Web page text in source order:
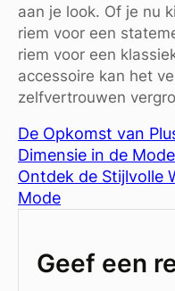
aan je look. Of je nu
riem voor een
riem voor een
accessoire kan het
zelfvertrouwen
De Opkomst van
Dimensie in de
Ontdek de Stijlvolle
Mode
Geef een